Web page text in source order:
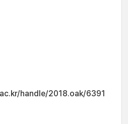
handle/2018.oak/6391